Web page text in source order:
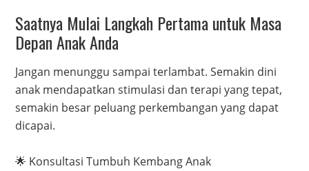
Saatnya Mulai Langkah Pertama untuk Masa
Depan Anak Anda
Jangan menunggu sampai terlambat. Semakin dini
anak mendapatkan stimulasi dan terapi yang tepat,
semakin besar peluang perkembangan yang dapat
dicapai.
🌟 Konsultasi Tumbuh Kembang Anak